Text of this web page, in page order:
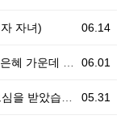
06.14
자녀)
06.01
가운데 성료
05.31
받았습니다.